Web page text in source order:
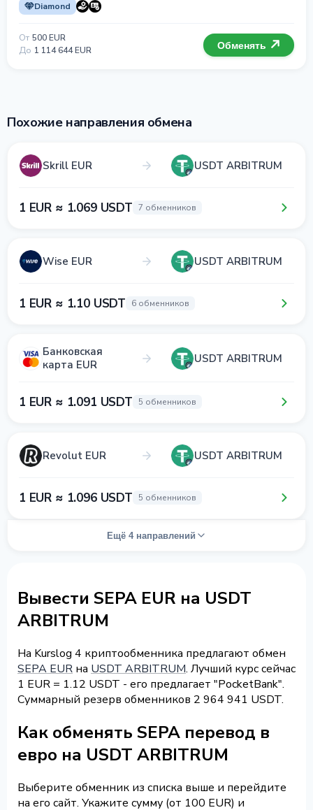
Diamond
От 500 EUR
До 1 114 644 EUR Обменять
Похожие направления обмена
Skrill EUR USDT ARBITRUM
1 EUR ≈ 1.069 USDT 7 обменников
Wise EUR USDT ARBITRUM
1 EUR ≈ 1.10 USDT 6 обменников
Банковская
карта EUR
USDT ARBITRUM
1 EUR ≈ 1.091 USDT 5 обменников
Revolut EUR USDT ARBITRUM
1 EUR ≈ 1.096 USDT 5 обменников
Ещё 4 направлений
Вывести SEPA EUR на USDT
ARBITRUM
На Kurslog 4 криптообменника предлагают обмен
SEPA EUR на USDT ARBITRUM. Лучший курс сейчас
1 EUR = 1.12 USDT - его предлагает "PocketBank".
Суммарный резерв обменников 2 964 941 USDT.
Как обменять SEPA перевод в
евро на USDT ARBITRUM
Выберите обменник из списка выше и перейдите
на его сайт. Укажите сумму (от 100 EUR) и